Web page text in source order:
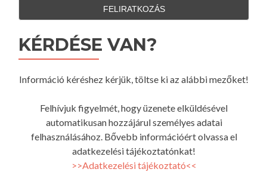
KÉRDÉSE VAN?
Információ kéréshez kérjük, töltse ki az alábbi mezőket!
Felhívjuk figyelmét, hogy üzenete elküldésével
automatikusan hozzájárul személyes adatai
felhasználásához. Bővebb információért olvassa el
adatkezelési tájékoztatónkat!
>>Adatkezelési tájékoztató<<